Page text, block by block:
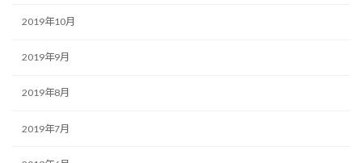
2019年10月
2019年9月
2019年8月
2019年7月